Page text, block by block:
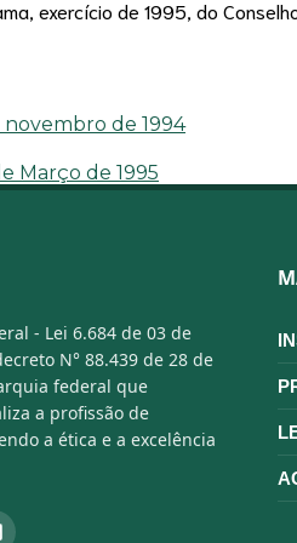
exercício de 1995, do
novembro de 1994
Março de 1995
- Lei 6.684 de 03 de
N° 88.439 de 28 de
federal que
a profissão de
a ética e a excelência